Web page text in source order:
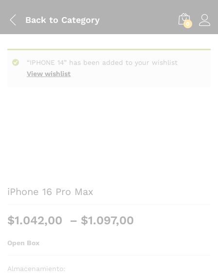
Back to Category 0
View wishlist
“IPHONE 14” has been added to your wishlist
iPhone 16 Pro Max
$1.042,00 – $1.097,00
Open Box
Almacenamiento: